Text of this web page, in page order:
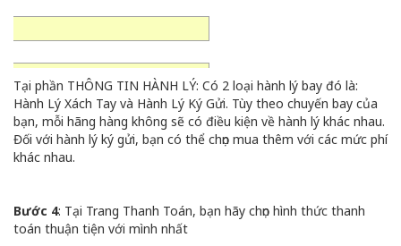
Tại phần THÔNG TIN HÀNH LÝ: Có 2 loại hành lý bay đó là:
Hành Lý Xách Tay và Hành Lý Ký Gửi. Tùy theo chuyến bay của
bạn, mỗi hãng hàng không sẽ có điều kiện về hành lý khác nhau.
Đối với hành lý ký gửi, bạn có thể chọn mua thêm với các mức phí
khác nhau.
Bước 4: Tại Trang Thanh Toán, bạn hãy chọn hình thức thanh
toán thuận tiện với mình nhất